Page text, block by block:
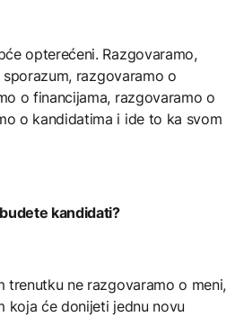
opterećeni. Razgovaramo,
razgovaramo o
o financijama, razgovaramo o
o kandidatima i ide to ka svom
kandidati?
trenutku ne razgovaramo o meni,
koja će donijeti jednu novu